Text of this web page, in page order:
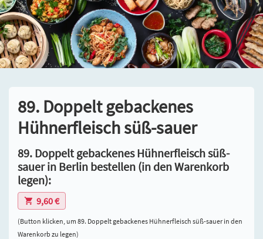
89. Doppelt gebackenes
Hühnerfleisch süß-sauer
89. Doppelt gebackenes Hühnerfleisch süß-
sauer in Berlin bestellen (in den Warenkorb
legen):
9,60 €
(Button klicken, um 89. Doppelt gebackenes Hühnerfleisch süß-sauer in den
Warenkorb zu legen)